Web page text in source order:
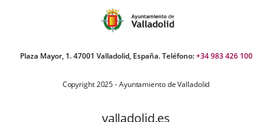
Plaza Mayor, 1. 47001 Valladolid, España. Teléfono:+34 983 426 100
Copyright 2025 - Ayuntamiento de Valladolid
valladolid.es